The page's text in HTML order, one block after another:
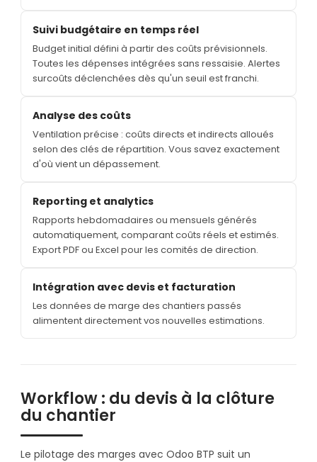
Suivi budgétaire en temps réel
Budget initial défini à partir des coûts prévisionnels.
Toutes les dépenses intégrées sans ressaisie. Alertes
surcoûts déclenchées dès qu'un seuil est franchi.
Analyse des coûts
Ventilation précise : coûts directs et indirects alloués
selon des clés de répartition. Vous savez exactement
d'où vient un dépassement.
Reporting et analytics
Rapports hebdomadaires ou mensuels générés
automatiquement, comparant coûts réels et estimés.
Export PDF ou Excel pour les comités de direction.
Intégration avec devis et facturation
Les données de marge des chantiers passés
alimentent directement vos nouvelles estimations.
Workflow : du devis à la clôture
du chantier
Le pilotage des marges avec Odoo BTP suit un